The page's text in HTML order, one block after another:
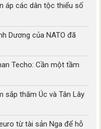
áp các dân tộc thiểu số
Dương của NATO đã
Techo: Cần một tầm
sắp thăm Úc và Tân Lây
từ tài sản Nga để hỗ